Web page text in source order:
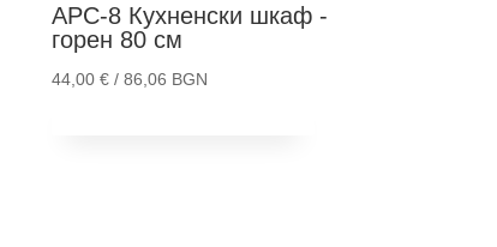
АРС-8Кухненски шкаф -
горен 80 см
44,00 € / 86,06 BGN